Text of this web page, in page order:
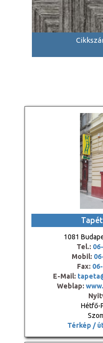
1081
Tel.:
Mobil:
Fax:
E-Mail:
Weblap:
Hétfő-
Térkép /